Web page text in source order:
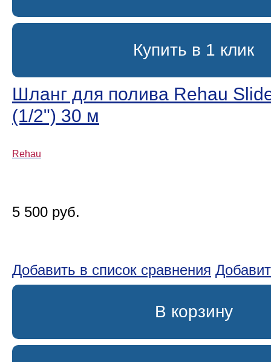
Купить в 1 клик
Шланг для полива Rehau
(1/2ʺ) 30 м
Rehau
5 500 руб.
Добавить в список сравнения
В корзину